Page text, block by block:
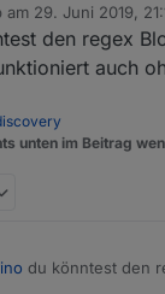
kann man die
von
es wird ja nicht
am 29. Juni 2019,
von
den regex
auch
unten im Beitrag
du könntest den